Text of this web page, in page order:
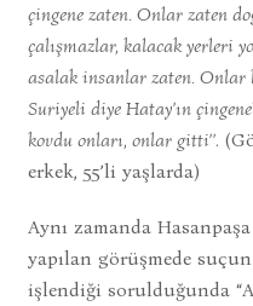
çingene zaten. Onlar zaten
çalışmazlar, kalacak yerleri
asalak insanlar zaten. Onlar
Suriyeli diye Hatay’ın
kovdu onları, onlar gitti’’.
erkek, 55’li yaşlarda)
Aynı zamanda
yapılan görüşmede
işlendiği sorulduğunda